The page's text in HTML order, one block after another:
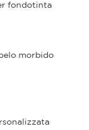
fondotinta
morbido